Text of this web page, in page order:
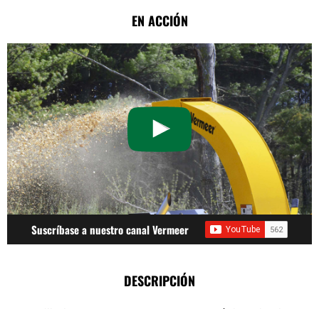
EN ACCIÓN
Suscríbase a nuestro canal Vermeer
DESCRIPCIÓN